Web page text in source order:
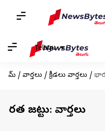
Telugu
హోమ్ / వార్తలు / క్రీడలు వార్తలు /
భారత జట్టు: వార్తలు